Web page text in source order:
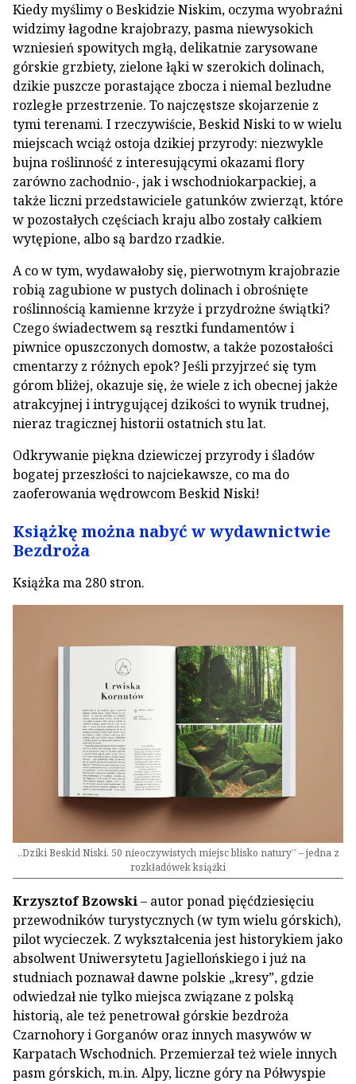
Kiedy myślimy o Beskidzie Niskim, oczyma wyobraźni
widzimy łagodne krajobrazy, pasma niewysokich
wzniesień spowitych mgłą, delikatnie zarysowane
górskie grzbiety, zielone łąki w szerokich dolinach,
dzikie puszcze porastające zbocza i niemal bezludne
rozległe przestrzenie. To najczęstsze skojarzenie z
tymi terenami. I rzeczywiście, Beskid Niski to w wielu
miejscach wciąż ostoja dzikiej przyrody: niezwykle
bujna roślinność z interesującymi okazami flory
zarówno zachodnio-, jak i wschodniokarpackiej, a
także liczni przedstawiciele gatunków zwierząt, które
w pozostałych częściach kraju albo zostały całkiem
wytępione, albo są bardzo rzadkie.
A co w tym, wydawałoby się, pierwotnym krajobrazie
robią zagubione w pustych dolinach i obrośnięte
roślinnością kamienne krzyże i przydrożne świątki?
Czego świadectwem są resztki fundamentów i
piwnice opuszczonych domostw, a także pozostałości
cmentarzy z różnych epok? Jeśli przyjrzeć się tym
górom bliżej, okazuje się, że wiele z ich obecnej jakże
atrakcyjnej i intrygującej dzikości to wynik trudnej,
nieraz tragicznej historii ostatnich stu lat.
Odkrywanie piękna dziewiczej przyrody i śladów
bogatej przeszłości to najciekawsze, co ma do
zaoferowania wędrowcom Beskid Niski!
Książkę można nabyć w wydawnictwie
Bezdroża
Książka ma 280 stron.
„Dziki Beskid Niski. 50 nieoczywistych miejsc blisko natury” – jedna z
rozkładówek książki
Krzysztof Bzowski– autor ponad pięćdziesięciu
przewodników turystycznych (w tym wielu górskich),
pilot wycieczek. Z wykształcenia jest historykiem jako
absolwent Uniwersytetu Jagiellońskiego i już na
studniach poznawał dawne polskie „kresy”, gdzie
odwiedzał nie tylko miejsca związane z polską
historią, ale też penetrował górskie bezdroża
Czarnohory i Gorganów oraz innych masywów w
Karpatach Wschodnich. Przemierzał też wiele innych
pasm górskich, m.in. Alpy, liczne góry na Półwyspie